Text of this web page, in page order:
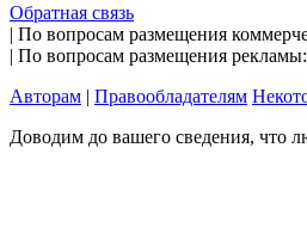
Обратная связь
| По вопросам размещения
| По вопросам размещения
Авторам | Правообладателям
Доводим до вашего сведения, что